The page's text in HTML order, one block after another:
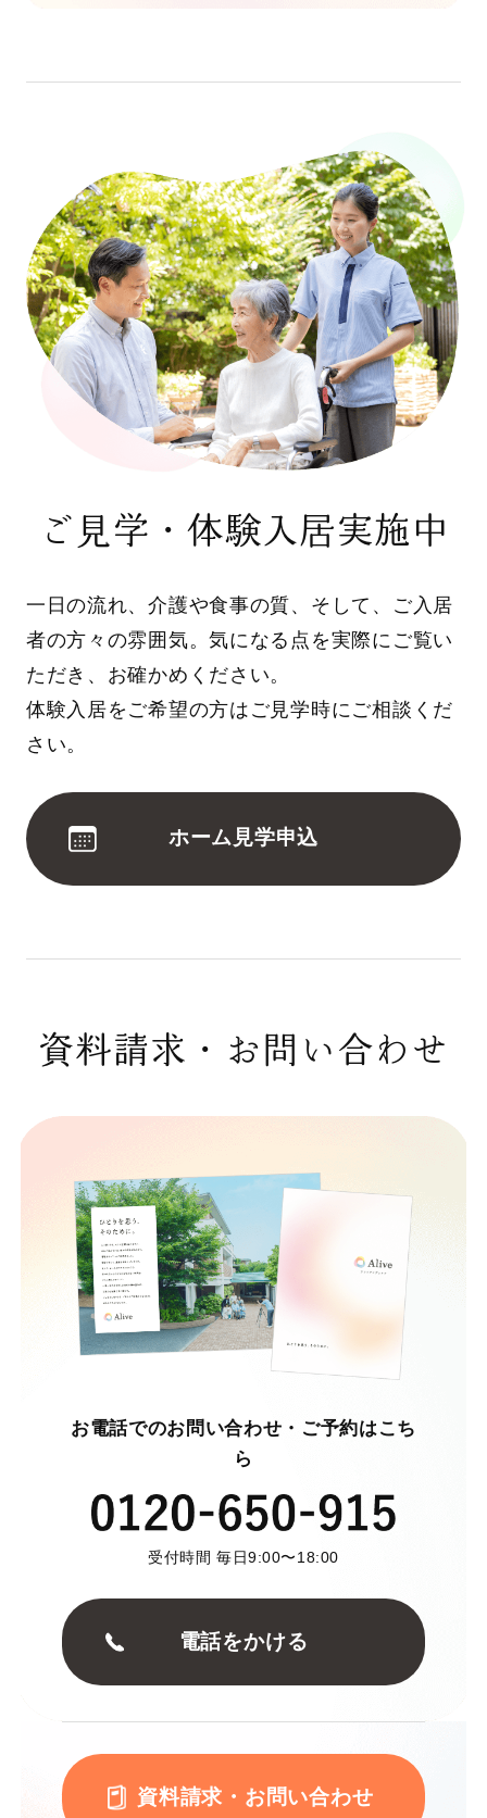
ご見学・体験入居実施中
一日の流れ、介護や食事の質、そして、ご入居
者の方々の雰囲気。気になる点を実際にご覧い
ただき、お確かめください。
体験入居をご希望の方はご見学時にご相談くだ
さい。
ホーム見学申込
資料請求・お問い合わせ
お電話でのお問い合わせ・ご予約はこち
ら
受付時間 毎日9:00〜18:00
電話をかける
資料請求・お問い合わせ